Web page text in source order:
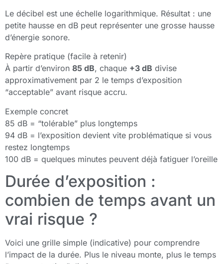
Le décibel est une échelle logarithmique. Résultat : une
petite hausse en dB peut représenter une grosse hausse
d’énergie sonore.
Repère pratique (facile à retenir)
À partir d’environ 85 dB, chaque +3 dB divise
approximativement par 2 le temps d’exposition
“acceptable” avant risque accru.
Exemple concret
85 dB = “tolérable” plus longtemps
94 dB = l’exposition devient vite problématique si vous
restez longtemps
100 dB = quelques minutes peuvent déjà fatiguer l’oreille
Durée d’exposition :
combien de temps avant un
vrai risque ?
Voici une grille simple (indicative) pour comprendre
l’impact de la durée. Plus le niveau monte, plus le temps